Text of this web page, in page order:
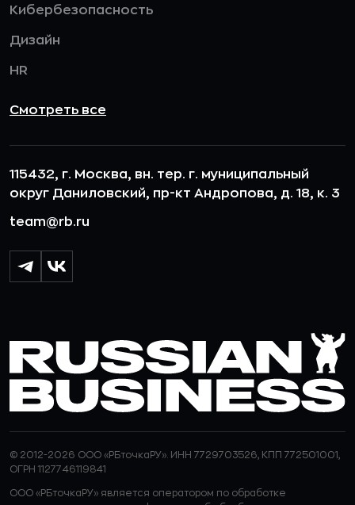
Кибербезопасность
Дизайн
HR
Смотреть все
115432, г. Москва, вн. тер. г. муниципальный
округ Даниловский, пр-кт Андропова, д. 18, к. 3
team@rb.ru
© 2012-2026 ООО «РБточкаРУ». ИНН 7729703526, КПП 772501001,
ОГРН 1127746119841
ООО «РБточкаРУ» является оператором по обработке